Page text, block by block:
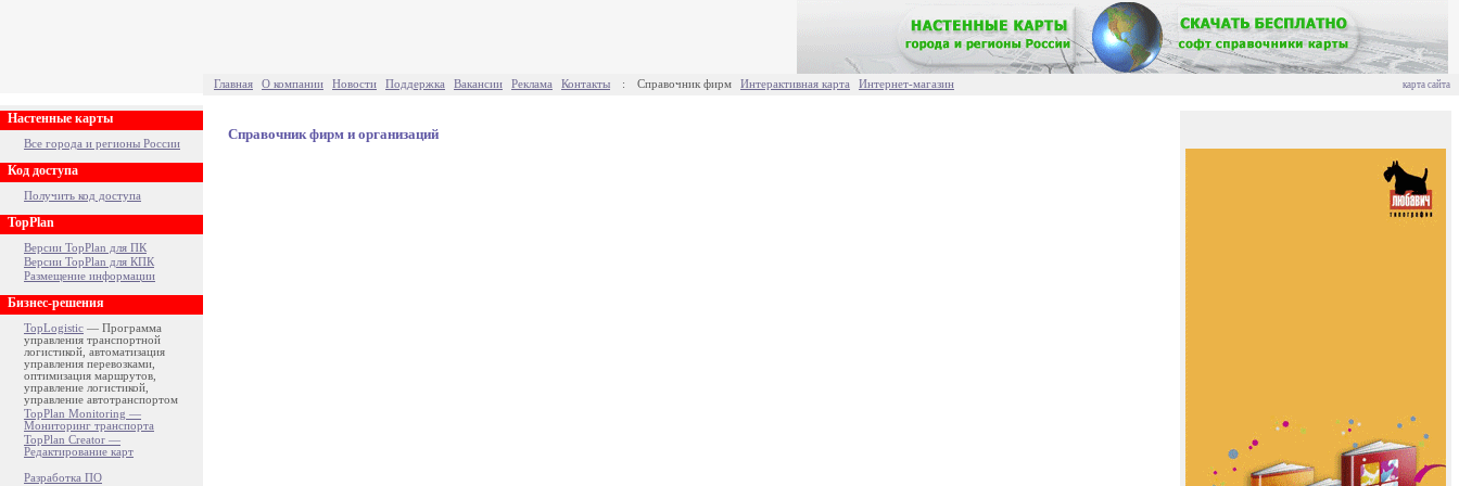
Главная О компании Новости Поддержка Вакансии Реклама Контакты : Справочник фирм Интерактивная карта Интернет-магазин карта сайта
Настенные карты
Все города и регионы России
Код доступа
Получить код доступа
TopPlan
Версии TopPlan для ПК
Версии TopPlan для КПК
Размещение информации
Бизнес-решения
TopLogistic — Программа
управления транспортной
логистикой, автоматизация
управления перевозками,
оптимизация маршрутов,
управление логистикой,
управление автотранспортом
TopPlan Monitoring —
Мониторинг транспорта
TopPlan Creator —
Редактирование карт
Разработка ПО
Справочник фирм и организаций